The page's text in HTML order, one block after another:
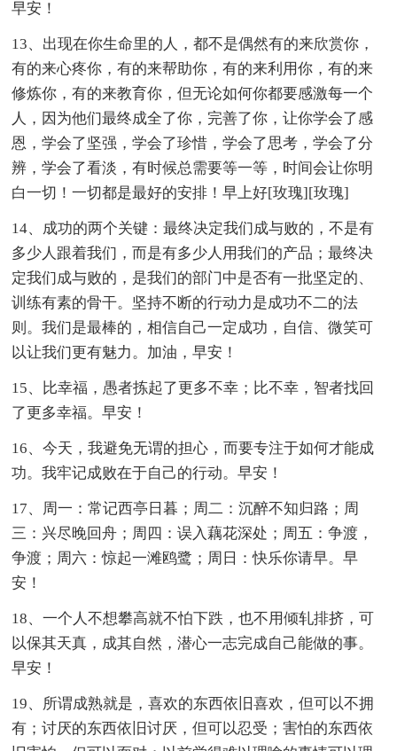
早安！
13、出现在你生命里的人，都不是偶然有的来欣赏你，
有的来心疼你，有的来帮助你，有的来利用你，有的来
修炼你，有的来教育你，但无论如何你都要感激每一个
人，因为他们最终成全了你，完善了你，让你学会了感
恩，学会了坚强，学会了珍惜，学会了思考，学会了分
辨，学会了看淡，有时候总需要等一等，时间会让你明
白一切！一切都是最好的安排！早上好[玫瑰][玫瑰]
14、成功的两个关键：最终决定我们成与败的，不是有
多少人跟着我们，而是有多少人用我们的产品；最终决
定我们成与败的，是我们的部门中是否有一批坚定的、
训练有素的骨干。坚持不断的行动力是成功不二的法
则。我们是最棒的，相信自己一定成功，自信、微笑可
以让我们更有魅力。加油，早安！
15、比幸福，愚者拣起了更多不幸；比不幸，智者找回
了更多幸福。早安！
16、今天，我避免无谓的担心，而要专注于如何才能成
功。我牢记成败在于自己的行动。早安！
17、周一：常记西亭日暮；周二：沉醉不知归路；周
三：兴尽晚回舟；周四：误入藕花深处；周五：争渡，
争渡；周六：惊起一滩鸥鹭；周日：快乐你请早。早
安！
18、一个人不想攀高就不怕下跌，也不用倾轧排挤，可
以保其天真，成其自然，潜心一志完成自己能做的事。
早安！
19、所谓成熟就是，喜欢的东西依旧喜欢，但可以不拥
有；讨厌的东西依旧讨厌，但可以忍受；害怕的东西依